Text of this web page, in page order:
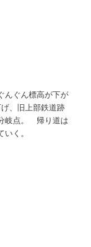
んぐん標高が下が
、旧上部鉄道跡
岐点。 帰り道は
く。